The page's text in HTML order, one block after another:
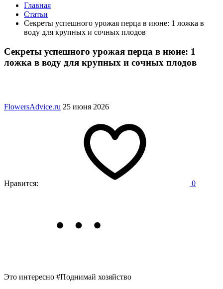
Главная
Статьи
Секреты успешного урожая перца в июне: 1 ложка в
воду для крупных и сочных плодов
Секреты успешного урожая перца в июне: 1
ложка в воду для крупных и сочных плодов
FlowersAdvice.ru 25 июня 2026
Нравится: 0
Это интересно #Поднимай хозяйство